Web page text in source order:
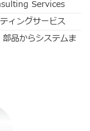
Services
ィングサービス
品からシステムま